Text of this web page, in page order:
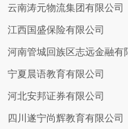
云南涛元物流集团有限公司
江西国盛保险有限公司
河南管城回族区志远金融有
宁夏晨语教育有限公司
河北安邦证券有限公司
四川遂宁尚辉教育有限公司